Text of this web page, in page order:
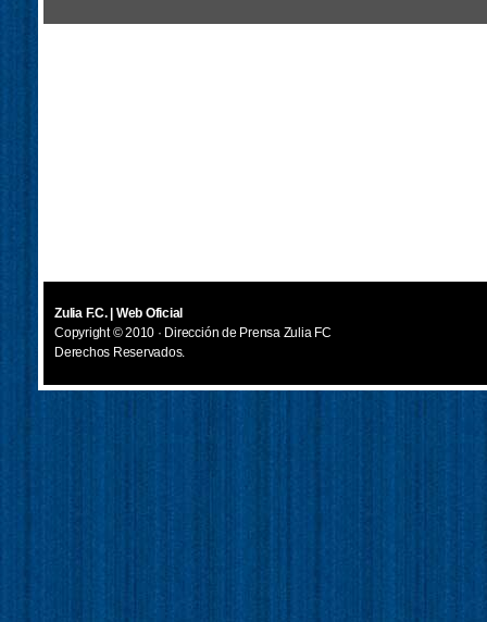
Zulia F.C. | Web Oficial
Copyright © 2010 · Dirección de Prensa Zulia FC
Derechos Reservados.